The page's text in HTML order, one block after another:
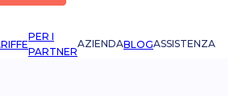
PER I
PARTNER
AZIENDABLOGASSISTENZA